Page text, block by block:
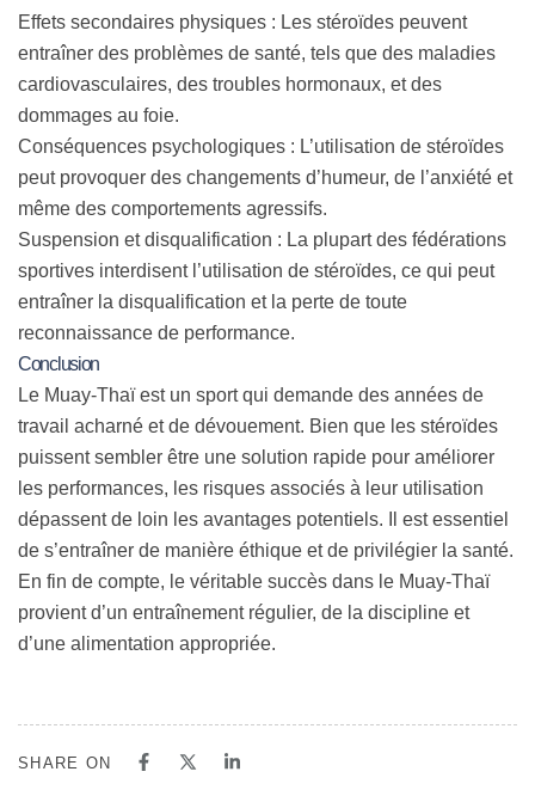
Effets secondaires physiques : Les stéroïdes peuvent
entraîner des problèmes de santé, tels que des maladies
cardiovasculaires, des troubles hormonaux, et des
dommages au foie.
Conséquences psychologiques : L’utilisation de stéroïdes
peut provoquer des changements d’humeur, de l’anxiété et
même des comportements agressifs.
Suspension et disqualification : La plupart des fédérations
sportives interdisent l’utilisation de stéroïdes, ce qui peut
entraîner la disqualification et la perte de toute
reconnaissance de performance.
Conclusion
Le Muay-Thaï est un sport qui demande des années de
travail acharné et de dévouement. Bien que les stéroïdes
puissent sembler être une solution rapide pour améliorer
les performances, les risques associés à leur utilisation
dépassent de loin les avantages potentiels. Il est essentiel
de s’entraîner de manière éthique et de privilégier la santé.
En fin de compte, le véritable succès dans le Muay-Thaï
provient d’un entraînement régulier, de la discipline et
d’une alimentation appropriée.
SHARE ON